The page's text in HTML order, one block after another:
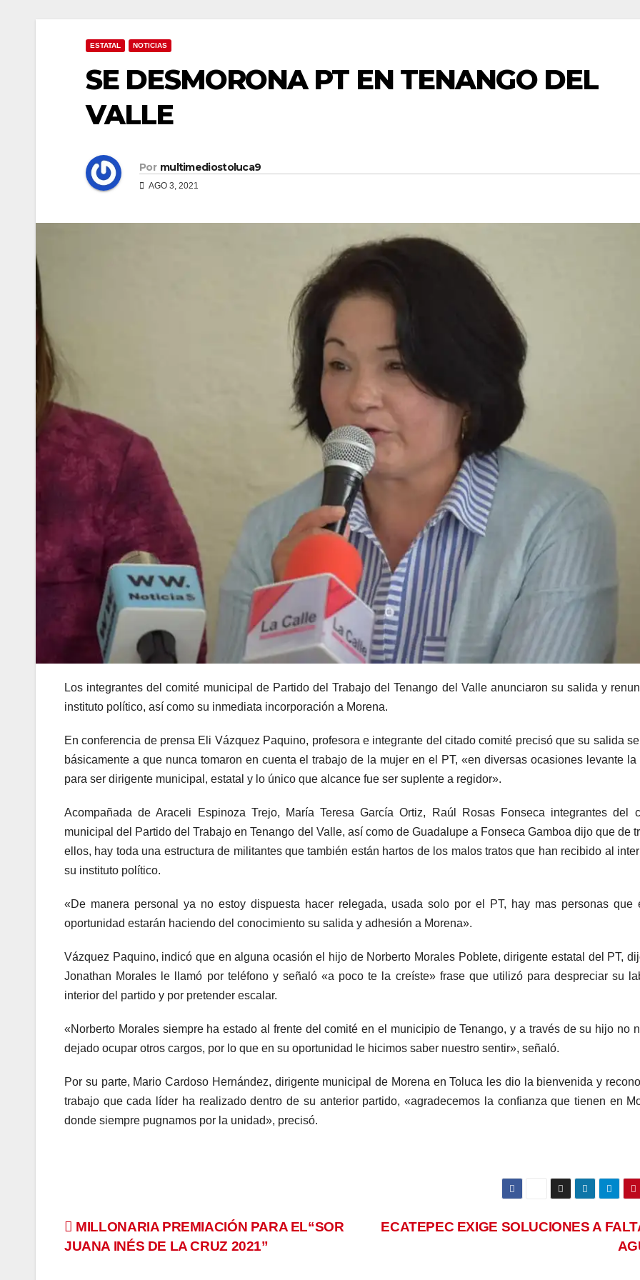
ESTATAL NOTICIAS
SE DESMORONA PT EN TENANGO DEL
VALLE
Por multimediostoluca9
AGO 3, 2021
Los integrantes del comité municipal de Partido del Trabajo del Tenango del Valle anunciaron su salida y
instituto político, así como su inmediata incorporación a Morena.
En conferencia de prensa Eli Vázquez Paquino, profesora e integrante del citado comité precisó que su salida
básicamente a que nunca tomaron en cuenta el trabajo de la mujer en el PT, «en diversas ocasiones levante la
para ser dirigente municipal, estatal y lo único que alcance fue ser suplente a regidor».
Acompañada de Araceli Espinoza Trejo, María Teresa García Ortiz, Raúl Rosas Fonseca integrantes del
municipal del Partido del Trabajo en Tenango del Valle, así como de Guadalupe a Fonseca Gamboa dijo que de
ellos, hay toda una estructura de militantes que también están hartos de los malos tratos que han recibido al
su instituto político.
«De manera personal ya no estoy dispuesta hacer relegada, usada solo por el PT, hay mas personas que
oportunidad estarán haciendo del conocimiento su salida y adhesión a Morena».
Vázquez Paquino, indicó que en alguna ocasión el hijo de Norberto Morales Poblete, dirigente estatal del PT,
Jonathan Morales le llamó por teléfono y señaló «a poco te la creíste» frase que utilizó para despreciar su
interior del partido y por pretender escalar.
«Norberto Morales siempre ha estado al frente del comité en el municipio de Tenango, y a través de su hijo no
dejado ocupar otros cargos, por lo que en su oportunidad le hicimos saber nuestro sentir», señaló.
Por su parte, Mario Cardoso Hernández, dirigente municipal de Morena en Toluca les dio la bienvenida y
trabajo que cada líder ha realizado dentro de su anterior partido, «agradecemos la confianza que tienen en
donde siempre pugnamos por la unidad», precisó.
Navegación
ECATEPEC EXIGE SOLUCIONES A
MILLONARIA PREMIACIÓN PARA EL“SOR
JUANA INÉS DE LA CRUZ 2021”